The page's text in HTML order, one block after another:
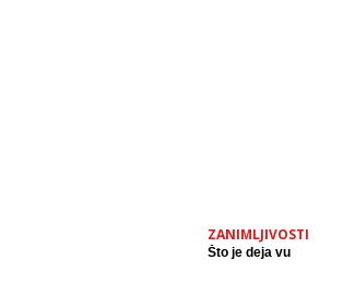
ZANIMLJIVOSTI
Što je deja vu